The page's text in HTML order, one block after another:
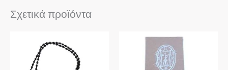
Σχετικά προϊόντα
Αυτό
το
προϊόν